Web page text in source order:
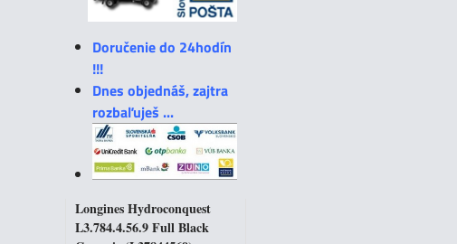
Doručenie do 24hodín
!!!
Dnes objednáš, zajtra
rozbaľuješ ...
Longines Hydroconquest
L3.784.4.56.9 Full Black